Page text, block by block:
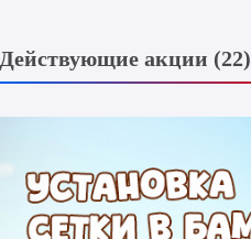
Действующие акции (22)